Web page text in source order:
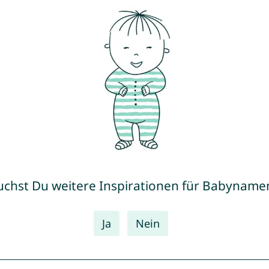
Du weitere Inspirationen für
Ja Nein